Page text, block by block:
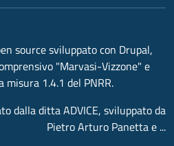
source sviluppato con Drupal,
"Marvasi-Vizzone" e
misura 1.4.1 del PNRR.
dalla ditta ADVICE, sviluppato da
Pietro Arturo Panetta e ...